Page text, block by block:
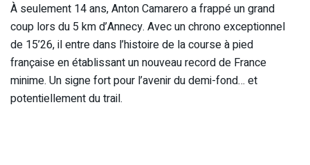
À seulement 14 ans, Anton Camarero a frappé un grand
coup lors du 5 km d’Annecy. Avec un chrono exceptionnel
de 15’26, il entre dans l’histoire de la course à pied
française en établissant un nouveau record de France
minime. Un signe fort pour l’avenir du demi-fond… et
potentiellement du trail.